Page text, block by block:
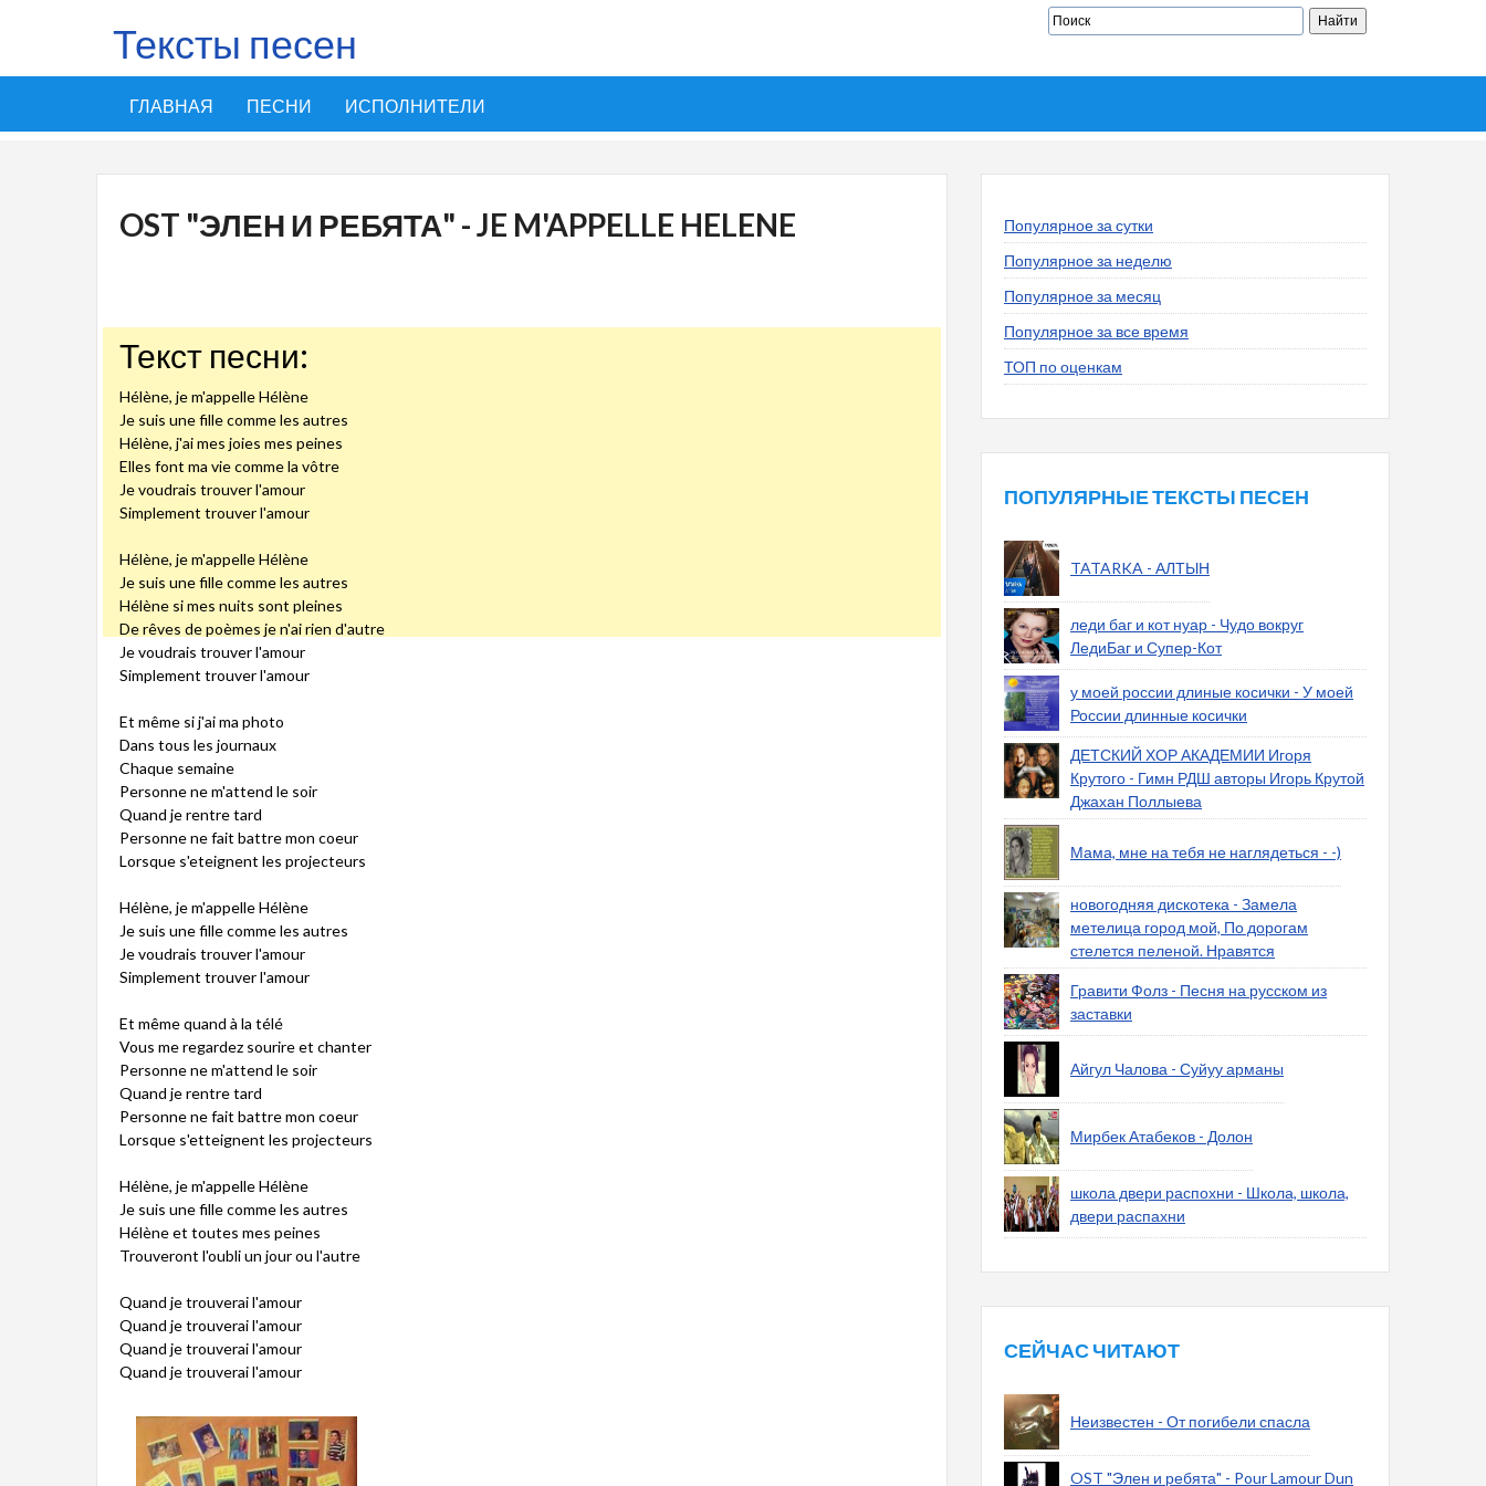
Тексты песен
ГЛАВНАЯ ПЕСНИ ИСПОЛНИТЕЛИ
OST "ЭЛЕН И РЕБЯТА" - JE M'APPELLE HELENE
Текст песни:
Hélène, je m'appelle Hélène
Je suis une fille comme les autres
Hélène, j'ai mes joies mes peines
Elles font ma vie comme la vôtre
Je voudrais trouver l'amour
Simplement trouver l'amour
Hélène, je m'appelle Hélène
Je suis une fille comme les autres
Hélène si mes nuits sont pleines
De rêves de poèmes je n'ai rien d'autre
Je voudrais trouver l'amour
Simplement trouver l'amour
Et même si j'ai ma photo
Dans tous les journaux
Chaque semaine
Personne ne m'attend le soir
Quand je rentre tard
Personne ne fait battre mon coeur
Lorsque s'eteignent les projecteurs
Hélène, je m'appelle Hélène
Je suis une fille comme les autres
Je voudrais trouver l'amour
Simplement trouver l'amour
Et même quand à la télé
Vous me regardez sourire et chanter
Personne ne m'attend le soir
Quand je rentre tard
Personne ne fait battre mon coeur
Lorsque s'etteignent les projecteurs
Hélène, je m'appelle Hélène
Je suis une fille comme les autres
Hélène et toutes mes peines
Trouveront l'oubli un jour ou l'autre
Quand je trouverai l'amour
Quand je trouverai l'amour
Quand je trouverai l'amour
Quand je trouverai l'amour
Популярное за сутки
Популярное за неделю
Популярное за месяц
Популярное за все время
ТОП по оценкам
ПОПУЛЯРНЫЕ ТЕКСТЫ ПЕСЕН
TATARKA - АЛТЫН
леди баг и кот нуар - Чудо вокруг
ЛедиБаг и Супер-Кот
у моей россии длиные косички - У моей
России длинные косички
ДЕТСКИЙ ХОР АКАДЕМИИ Игоря
Крутого - Гимн РДШ авторы Игорь Крутой
Джахан Поллыева
Мама, мне на тебя не наглядеться - -)
новогодняя дискотека - Замела
метелица город мой, По дорогам
стелется пеленой. Нравятся
Гравити Фолз - Песня на русском из
заставки
Айгул Чалова - Суйуу арманы
Мирбек Атабеков - Долон
школа двери распохни - Школа, школа,
двери распахни
СЕЙЧАС ЧИТАЮТ
Неизвестен - От погибели спасла
OST "Элен и ребята" - Pour Lamour Dun